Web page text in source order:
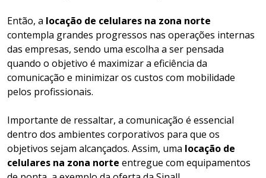
Então, a locação de celulares na zona norte
contempla grandes progressos nas operações internas
das empresas, sendo uma escolha a ser pensada
quando o objetivo é maximizar a eficiência da
comunicação e minimizar os custos com mobilidade
pelos profissionais.
Importante de ressaltar, a comunicação é essencial
dentro dos ambientes corporativos para que os
objetivos sejam alcançados. Assim, uma locação de
celulares na zona norte entregue com equipamentos